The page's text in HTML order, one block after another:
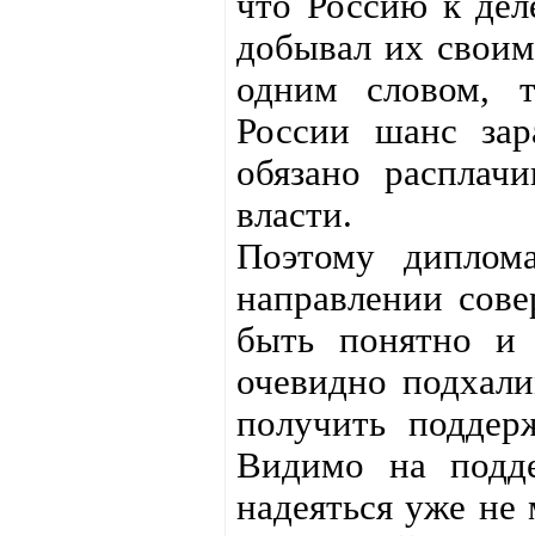
добывал их
одним словом,
России шанс
обязано
власти.
Поэтому
направлении
быть понятно
очевидно
получить
Видимо на
надеяться уже